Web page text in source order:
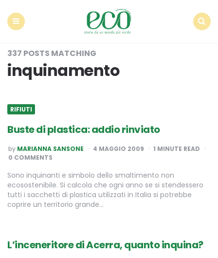
337 POSTS MATCHING
inquinamento
RIFIUTI
Buste di plastica: addio rinviato
POSTED
BY
by MARIANNA SANSONE 4 MAGGIO 2009 1 MINUTE READ
0 COMMENTS
Sono inquinanti e simbolo dello smaltimento non
ecosostenibile. Si calcola che ogni anno se si stendessero
tutti i sacchetti di plastica utilizzati in Italia si potrebbe
coprire un territorio grande…
L’inceneritore di Acerra, quanto inquina?